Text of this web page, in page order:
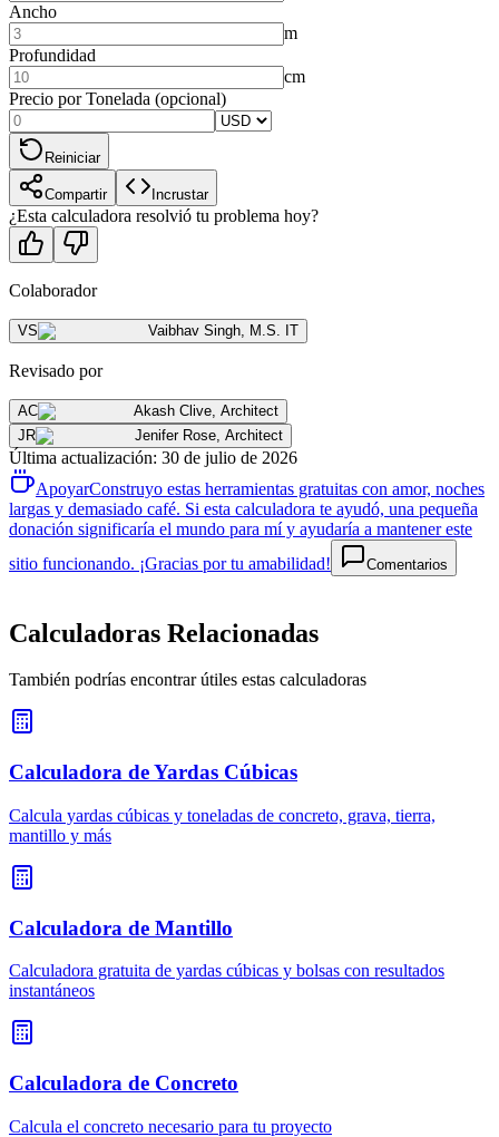
Ancho
m
Profundidad
cm
Precio por Tonelada (opcional)
Reiniciar
Compartir Incrustar
¿Esta calculadora resolvió tu problema hoy?
Colaborador
VS Vaibhav Singh M.S. IT
Revisado por
AC Akash Clive Architect
JR
Jenifer Rose Architect
Última actualización: 30 de julio de 2026
ApoyarConstruyo estas herramientas gratuitas con amor, noches
largas y demasiado café. Si esta calculadora te ayudó, una pequeña
donación significaría el mundo para mí y ayudaría a mantener este
sitio funcionando. ¡Gracias por tu amabilidad!
Comentarios
Calculadoras Relacionadas
También podrías encontrar útiles estas calculadoras
Calculadora de Yardas Cúbicas
Calcula yardas cúbicas y toneladas de concreto, grava, tierra,
mantillo y más
Calculadora de Mantillo
Calculadora gratuita de yardas cúbicas y bolsas con resultados
instantáneos
Calculadora de Concreto
Calcula el concreto necesario para tu proyecto